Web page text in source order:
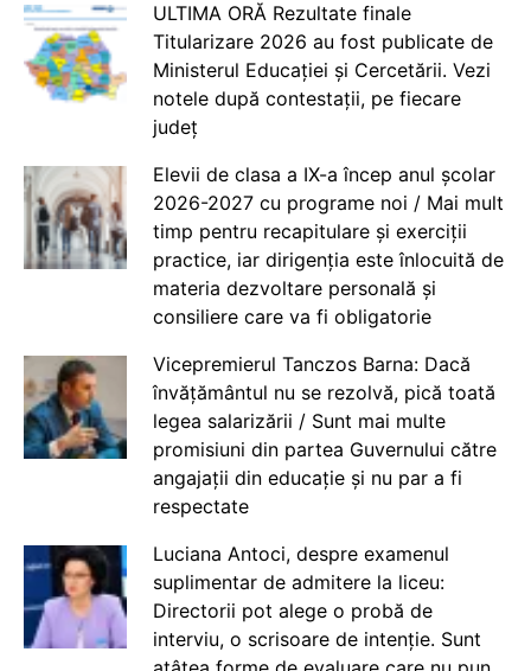
ULTIMA ORĂ Rezultate finale
Titularizare 2026 au fost publicate de
Ministerul Educației și Cercetării. Vezi
notele după contestații, pe fiecare
județ
Elevii de clasa a IX-a încep anul școlar
2026-2027 cu programe noi / Mai mult
timp pentru recapitulare și exerciții
practice, iar dirigenția este înlocuită de
materia dezvoltare personală și
consiliere care va fi obligatorie
Vicepremierul Tanczos Barna: Dacă
învățământul nu se rezolvă, pică toată
legea salarizării / Sunt mai multe
promisiuni din partea Guvernului către
angajații din educație și nu par a fi
respectate
Luciana Antoci, despre examenul
suplimentar de admitere la liceu:
Directorii pot alege o probă de
interviu, o scrisoare de intenție. Sunt